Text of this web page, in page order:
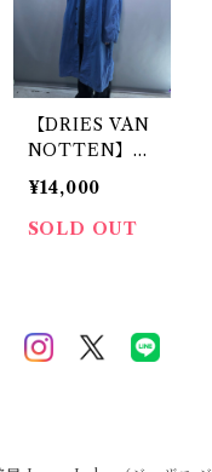
【DRIES VAN
NOTTEN】ユ
ーズド加工チェ
スターコート
¥14,000
SOLD OUT